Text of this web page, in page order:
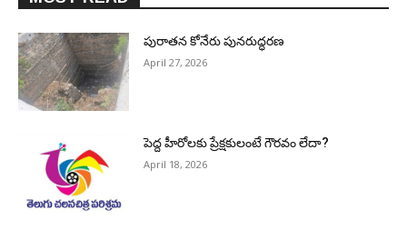
పురాత‌న కోనేరు పున‌రుద్ధ‌ర‌ణ
April 27, 2026
పెద్ద హీరోల‌కు ప్రేక్ష‌కులంటే గౌర‌వం లేదా?
April 18, 2026